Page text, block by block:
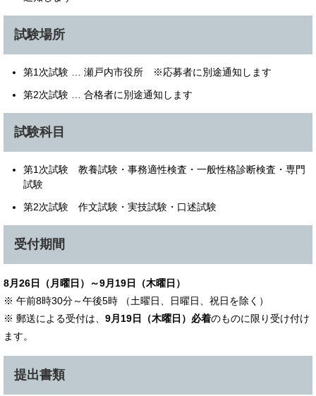
試験場所
第1次試験 … 瀬戸内市役所 ※応募者に別途通知します
第2次試験 … 合格者に別途通知します
試験科目
第1次試験 教養試験・事務適性検査・一般性格診断検査・専門
試験
第2次試験 作文試験・実技試験・口述試験
受付期間
8月26日（月曜日）～9月19日（木曜日）
※ 午前8時30分～午後5時 （土曜日、日曜日、祝日を除く）
※ 郵送による受付は、 9月19日（木曜日）必着のものに限り受け付け
ます。
提出書類